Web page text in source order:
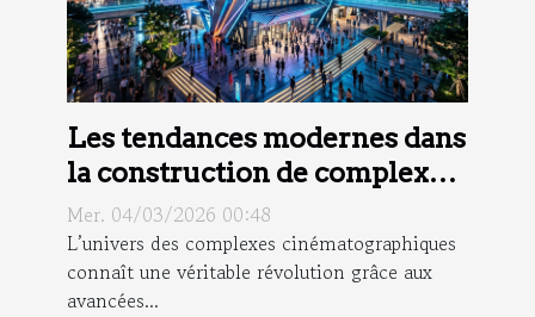
Les tendances modernes dans
la construction de complexes
cinématographiques
Mer. 04/03/2026 00:48
L’univers des complexes cinématographiques
connaît une véritable révolution grâce aux
avancées...